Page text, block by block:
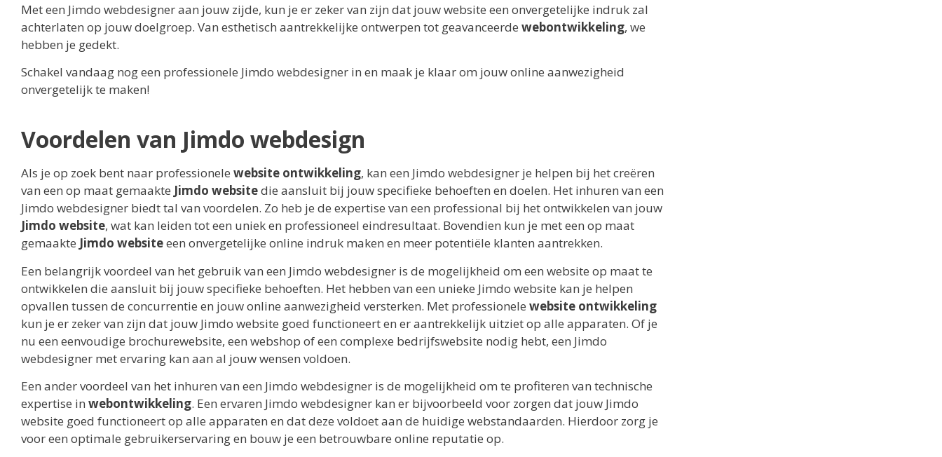
Met een Jimdo webdesigner aan jouw zijde, kun je er zeker van zijn dat jouw website een onvergetelijke indruk zal
achterlaten op jouw doelgroep. Van esthetisch aantrekkelijke ontwerpen tot geavanceerde webontwikkeling, we
hebben je gedekt.
Schakel vandaag nog een professionele Jimdo webdesigner in en maak je klaar om jouw online aanwezigheid
onvergetelijk te maken!
Voordelen van Jimdo webdesign
Als je op zoek bent naar professionele website ontwikkeling, kan een Jimdo webdesigner je helpen bij het creëren
van een op maat gemaakte Jimdo websitedie aansluit bij jouw specifieke behoeften en doelen. Het inhuren van een
Jimdo webdesigner biedt tal van voordelen. Zo heb je de expertise van een professional bij het ontwikkelen van jouw
Jimdo website, wat kan leiden tot een uniek en professioneel eindresultaat. Bovendien kun je met een op maat
gemaakte Jimdo websiteeen onvergetelijke online indruk maken en meer potentiële klanten aantrekken.
Een belangrijk voordeel van het gebruik van een Jimdo webdesigner is de mogelijkheid om een website op maat te
ontwikkelen die aansluit bij jouw specifieke behoeften. Het hebben van een unieke Jimdo website kan je helpen
opvallen tussen de concurrentie en jouw online aanwezigheid versterken. Met professionele website ontwikkeling
kun je er zeker van zijn dat jouw Jimdo website goed functioneert en er aantrekkelijk uitziet op alle apparaten. Of je
nu een eenvoudige brochurewebsite, een webshop of een complexe bedrijfswebsite nodig hebt, een Jimdo
webdesigner met ervaring kan aan al jouw wensen voldoen.
Een ander voordeel van het inhuren van een Jimdo webdesigner is de mogelijkheid om te profiteren van technische
expertise in webontwikkeling. Een ervaren Jimdo webdesigner kan er bijvoorbeeld voor zorgen dat jouw Jimdo
website goed functioneert op alle apparaten en dat deze voldoet aan de huidige webstandaarden. Hierdoor zorg je
voor een optimale gebruikerservaring en bouw je een betrouwbare online reputatie op.